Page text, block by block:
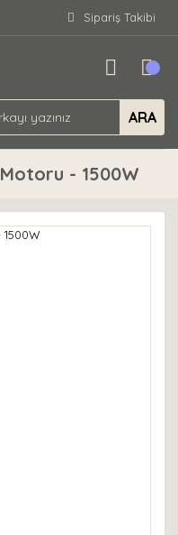
Sipariş Takibi
ARA
- 1500W